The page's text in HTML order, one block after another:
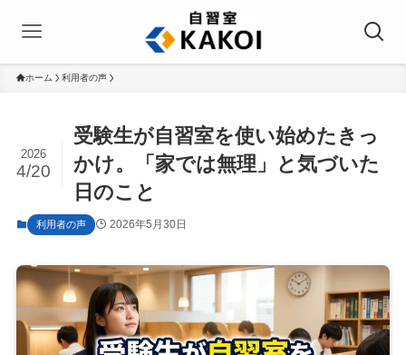
ホーム 利用者の声
受験生が自習室を使い始めたきっ
かけ。「家では無理」と気づいた
日のこと
2026
4/20
利用者の声 2026年5月30日